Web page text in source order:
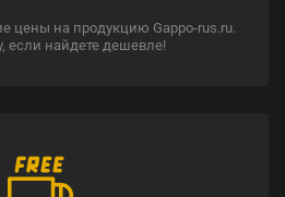
цены на продукцию Gappo-rus.ru.
если найдете дешевле!